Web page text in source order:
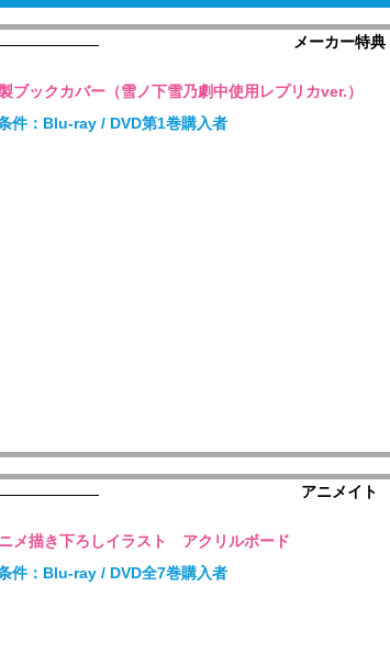
メーカー特典
ブックカバー（雪ノ下雪乃劇中使用レプリカver.）
件：Blu-ray / DVD第1巻購入者
アニメイト
メ描き下ろしイラスト アクリルボード
件：Blu-ray / DVD全7巻購入者